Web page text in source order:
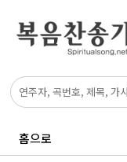
홈으로